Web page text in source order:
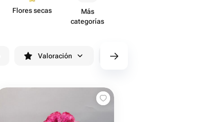
Flores secas
Más
categorías
Valoración cv/filters/name_fast_delivery